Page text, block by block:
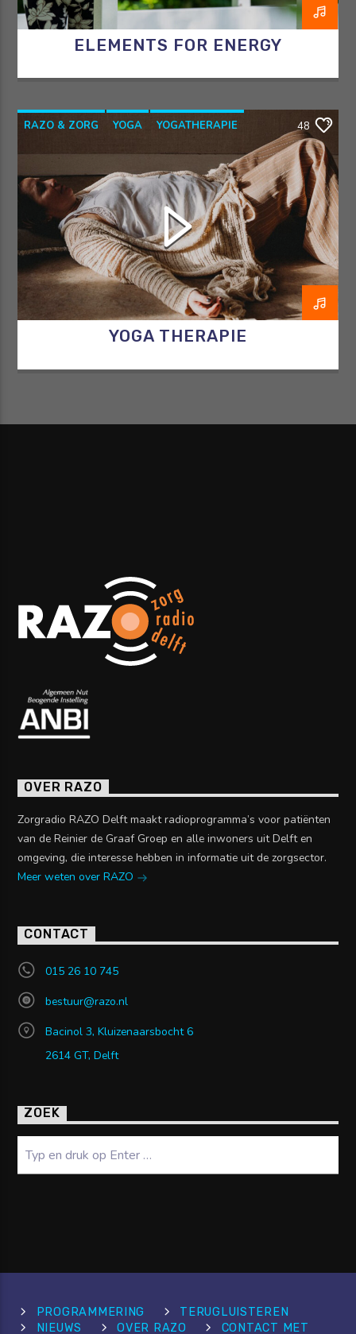
ELEMENTS FOR ENERGY
RAZO & ZORG YOGA
YOGATHERAPIE
YOGAWITHBIDDY
48
YOGA THERAPIE
OVER RAZO
Zorgradio RAZO Delft maakt radioprogramma’s voor patiënten
van de Reinier de Graaf Groep en alle inwoners uit Delft en
omgeving, die interesse hebben in informatie uit de zorgsector.
Meer weten over RAZO
CONTACT
015 26 10 745
bestuur@razo.nl
Bacinol 3, Kluizenaarsbocht 6
2614 GT, Delft
ZOEK
PROGRAMMERING
TERUGLUISTEREN
NIEUWS
OVER RAZO CONTACT MET